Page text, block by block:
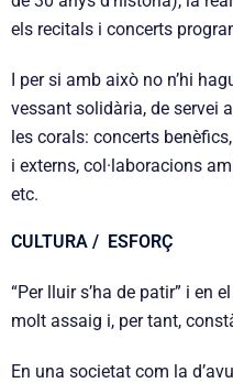
els recitals i concerts
I per si amb això no n’hi
vessant solidària, de servei
les corals: concerts
i externs, col·laboracions
etc.
CULTURA / ESFORÇ
“Per lluir s’ha de patir” i en
molt assaig i, per tant,
En una societat com la